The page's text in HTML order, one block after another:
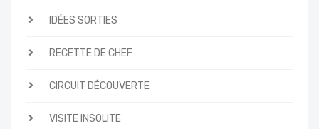
IDÉES SORTIES
RECETTE DE CHEF
CIRCUIT DÉCOUVERTE
VISITE INSOLITE